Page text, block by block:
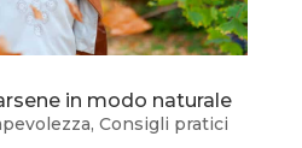
in modo naturale
, Consigli pratici